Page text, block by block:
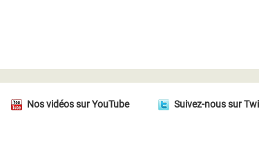
Nos vidéos sur YouTube Suivez-nous sur